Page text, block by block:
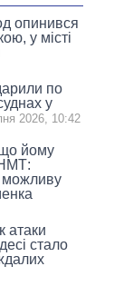
опинився
у місті
по
у
2026, 10:42
що йому
можливу
атаки
стало